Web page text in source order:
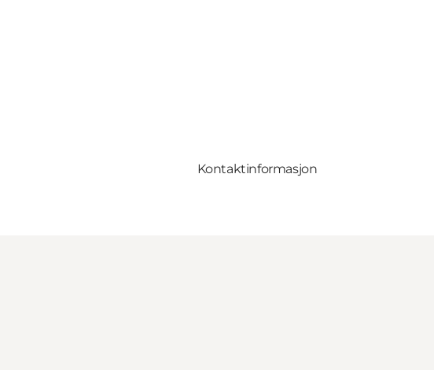
Kontaktinformasjon